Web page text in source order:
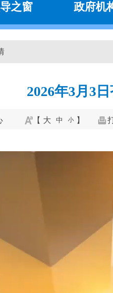
之窗 政府机
2026年3月3
【 大 中 小 】